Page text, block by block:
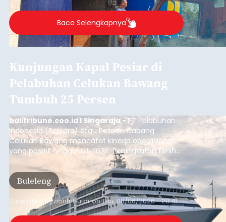
Buleleng.
Baca Selengkapnya
Kunjungan Kapal Pesiar di
Pelabuhan Celukan Bawang
Tumbuh 25 Persen
balitribune.coo.id I Singaraja -PT Pelabuhan
Indonesia (Persero) atau Pelindo Cabang
Celukan Bawang mencatat kinerja operasional
yang positif hingga Juli 2026. Peningkatan terlihat
dari arus kapal yang mencapai 1,48 juta Gross
Tonnage (GT), atau tumbuh 12,4 persen
dibandingkan periode yang sama tahun lalu
yang tercatat sebesar 1,32 juta GT.
Buleleng
Submitted bycontributoronThu, 08/06/2026 - 20:41